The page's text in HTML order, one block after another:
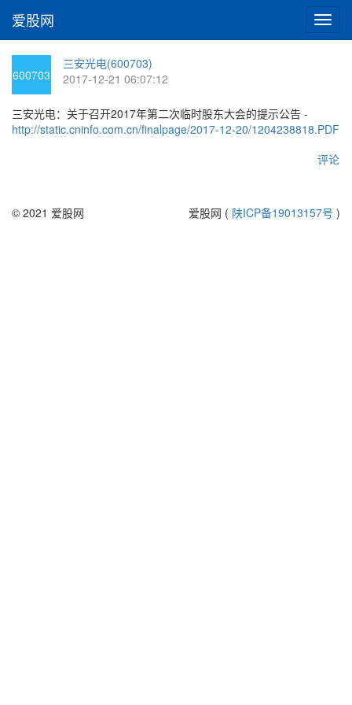
切
换
爱股网
600703
三安光电(600703)
2017-12-21 06:07:12
三安光电：关于召开2017年第二次临时股东大会的提示公告 -
http://static.cninfo.com.cn/finalpage/2017-12-20/1204238818.PDF
评论
© 2021 爱股网 爱股网 ( 陕ICP备19013157号 )